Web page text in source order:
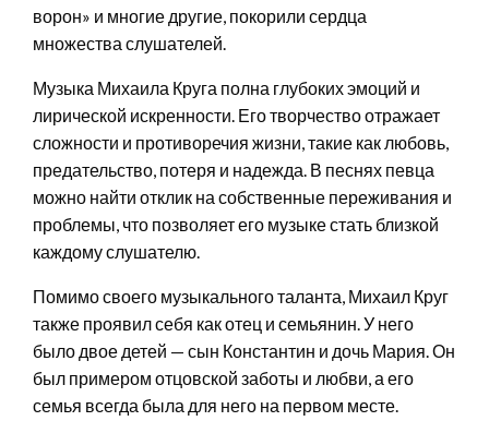
ворон» и многие другие, покорили сердца
множества слушателей.
Музыка Михаила Круга полна глубоких эмоций и
лирической искренности. Его творчество отражает
сложности и противоречия жизни, такие как любовь,
предательство, потеря и надежда. В песнях певца
можно найти отклик на собственные переживания и
проблемы, что позволяет его музыке стать близкой
каждому слушателю.
Помимо своего музыкального таланта, Михаил Круг
также проявил себя как отец и семьянин. У него
было двое детей — сын Константин и дочь Мария. Он
был примером отцовской заботы и любви, а его
семья всегда была для него на первом месте.